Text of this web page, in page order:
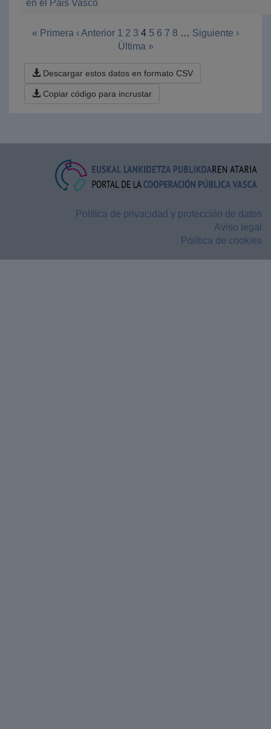
en el Pais Vasco
« Primera ‹ Anterior 1 2 3 4 5 6 7 8 … Siguiente ›
Última »
Descargar estos datos en formato CSV
Copiar código para incrustar
Política de privacidad y protección de datos
Aviso legal
Política de cookies